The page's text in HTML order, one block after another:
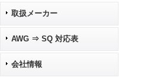
取扱メーカー
AWG ⇒ SQ 対応表
会社情報